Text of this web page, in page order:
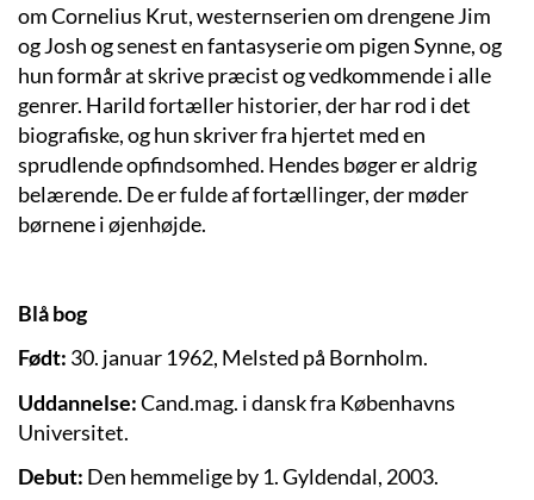
om Cornelius Krut, westernserien om drengene Jim
og Josh og senest en fantasyserie om pigen Synne, og
hun formår at skrive præcist og vedkommende i alle
genrer. Harild fortæller historier, der har rod i det
biografiske, og hun skriver fra hjertet med en
sprudlende opfindsomhed. Hendes bøger er aldrig
belærende. De er fulde af fortællinger, der møder
børnene i øjenhøjde.
Blåbog
Født: 30. januar 1962, Melsted på Bornholm.
Uddannelse:Cand.mag. i dansk fra Københavns
Universitet.
Debut: Den hemmelige by 1. Gyldendal, 2003.